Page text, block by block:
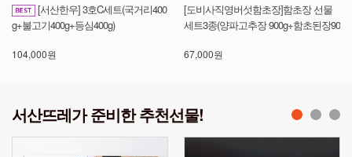
[서산한우] 3호C세트(국거리400
g+불고기400g+등심400g)
104,000원
[도비사직영버섯함초장]함초장 선물
세트3종(양파고추장 900g+함초된장90
구성
67,000원
서산뜨레가 준비한 추천선물!